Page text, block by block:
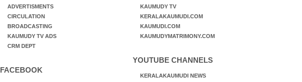
ADVERTISMENTS
CIRCULATION
BROADCASTING
KAUMUDY TV ADS
CRM DEPT
FACEBOOK
KAUMUDY TV
KERALAKAUMUDI.COM
KAUMUDI.COM
KAUMUDYMATRIMONY.COM
YOUTUBE CHANNELS
KERALAKAUMUDI NEWS